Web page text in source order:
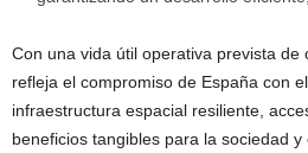
Con una vida útil operativa prevista de
refleja el compromiso de España con
infraestructura espacial resiliente,
beneficios tangibles para la sociedad y